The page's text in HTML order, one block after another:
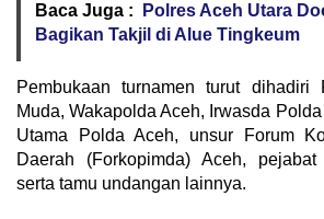
Baca Juga :
Polres Aceh Utara
Bagikan Takjil di Alue Tingkeum
Pembukaan turnamen turut dihadiri
Muda, Wakapolda Aceh, Irwasda
Utama Polda Aceh, unsur Forum
Daerah (Forkopimda) Aceh,
serta tamu undangan lainnya.